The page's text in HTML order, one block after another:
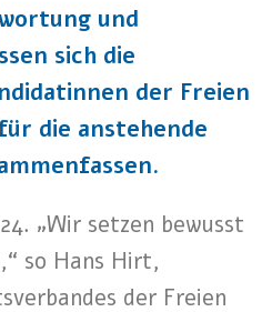
und
sich die
der Freien
die anstehende
„Wir setzen bewusst
so Hans Hirt,
der Freien